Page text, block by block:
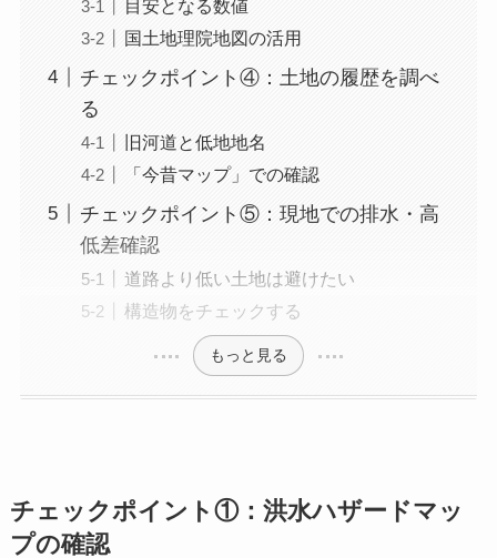
目安となる数値
国土地理院地図の活用
チェックポイント④：土地の履歴を調べ
る
旧河道と低地地名
「今昔マップ」での確認
チェックポイント⑤：現地での排水・高
低差確認
道路より低い土地は避けたい
構造物をチェックする
もっと見る
チェックポイント①：洪水ハザードマッ
プの確認